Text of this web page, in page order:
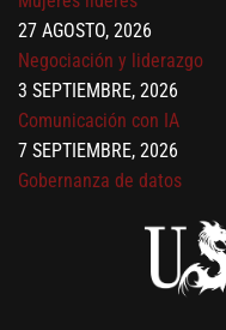
27 AGOSTO, 2026
Negociación y liderazgo
3 SEPTIEMBRE, 2026
Comunicación con IA
Gobernanza de datos
Finanzas para no